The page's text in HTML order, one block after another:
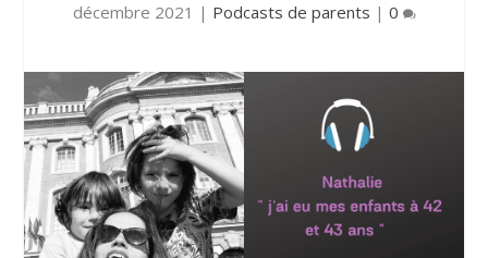
décembre 2021 | Podcasts de parents | 0